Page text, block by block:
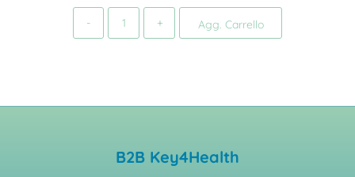
Agg. Carrello
B2B Key4Health